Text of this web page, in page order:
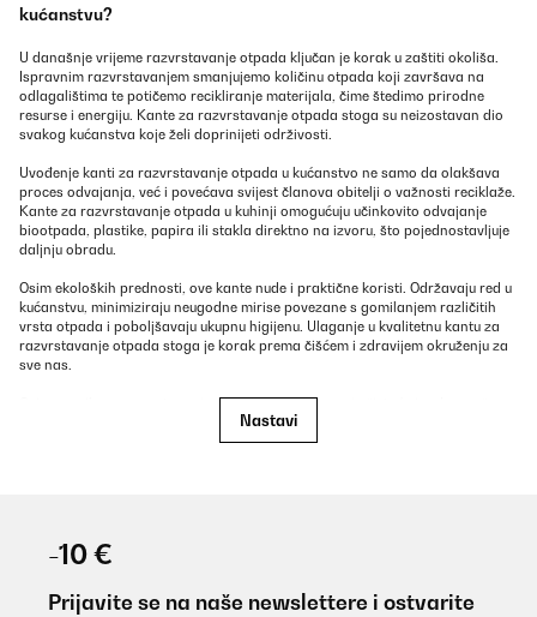
kućanstvu?
U današnje vrijeme razvrstavanje otpada ključan je korak u zaštiti okoliša.
Ispravnim razvrstavanjem smanjujemo količinu otpada koji završava na
odlagalištima te potičemo recikliranje materijala, čime štedimo prirodne
resurse i energiju. Kante za razvrstavanje otpada stoga su neizostavan dio
svakog kućanstva koje želi doprinijeti održivosti.
Uvođenje kanti za razvrstavanje otpada u kućanstvo ne samo da olakšava
proces odvajanja, već i povećava svijest članova obitelji o važnosti reciklaže.
Kante za razvrstavanje otpada u kuhinji omogućuju učinkovito odvajanje
biootpada, plastike, papira ili stakla direktno na izvoru, što pojednostavljuje
daljnju obradu.
Osim ekoloških prednosti, ove kante nude i praktične koristi. Održavaju red u
kućanstvu, minimiziraju neugodne mirise povezane s gomilanjem različitih
vrsta otpada i poboljšavaju ukupnu higijenu. Ulaganje u kvalitetnu kantu za
razvrstavanje otpada stoga je korak prema čišćem i zdravijem okruženju za
sve nas.
Osim pravilnog razvrstavanja otpada, za održavanje čistoće i reda u vašem
domu važno je obratiti pozornost i na druge aspekte. Na primjer, kvalitetni
osiguravaju temeljito čišćenje podova, dok stilski
praktično razvrstavanje otpada u kućanstvu ili uredu. Dostupno je nekoliko
Nastavi
-10 €
Prijavite se na naše newslettere i ostvarite